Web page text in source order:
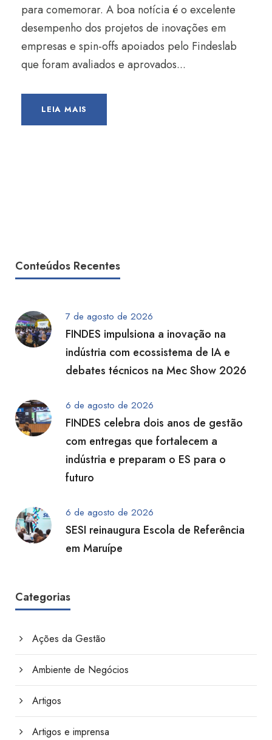
para comemorar. A boa notícia é o excelente
desempenho dos projetos de inovações em
empresas e spin-offs apoiados pelo Findeslab
que foram avaliados e aprovados...
LEIA MAIS
Conteúdos Recentes
7 de agosto de 2026
FINDES impulsiona a inovação na
indústria com ecossistema de IA e
debates técnicos na Mec Show 2026
6 de agosto de 2026
FINDES celebra dois anos de gestão
com entregas que fortalecem a
indústria e preparam o ES para o
futuro
6 de agosto de 2026
SESI reinaugura Escola de Referência
em Maruípe
Categorias
Ações da Gestão
Ambiente de Negócios
Artigos
Artigos e imprensa